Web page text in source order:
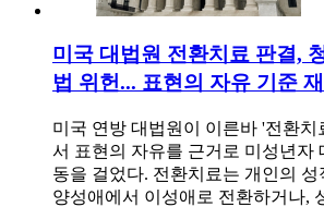
미국 대법원 전환치료 판결,
법 위헌... 표현의 자유 기준
미국 연방 대법원이 이른바 '전환치
서 표현의 자유를 근거로 미성년자
동을 걸었다. 전환치료는 개인의
양성애에서 이성애로 전환하거나,